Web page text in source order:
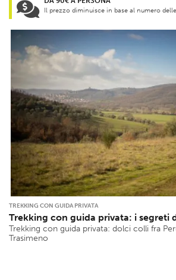
Il prezzo diminuisce in base al numero
TREKKING CON GUIDA PRIVATA
Trekking con guida privata: i segreti
Trekking con guida privata: dolci colli fra
Trasimeno